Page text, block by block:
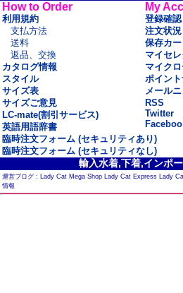
How to Order
利用規約
支払方法
送料
返品、交換
カタログ情報
スタイル
サイズ表
サイズご意見
LC-mate(割引サービス)
英語用語辞書
My
登録確認
注文状況
保存カー
マイセ
マイク
ポイン
メール
RSS
Twitter
臨時注文フォーム (セキュリティあり)
臨時注文フォーム (セキュリティなし)
輸入水着,下着,インポ
運営ブログ : Lady Cat Mega Shop Lady Cat Express Lady
情報